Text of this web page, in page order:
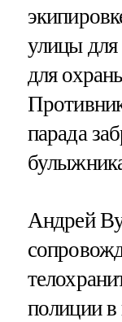
улицы
для
парада
Андрей
полиции